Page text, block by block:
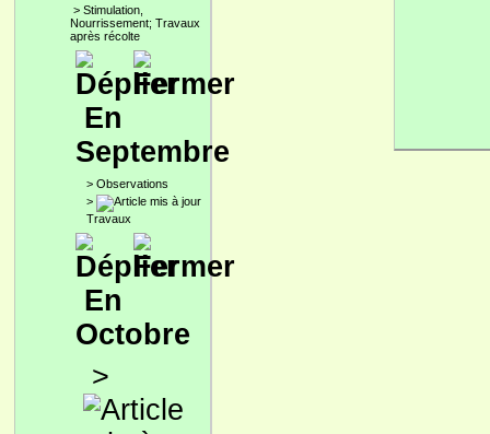
> Stimulation,
Nourrissement; Travaux
après récolte
En
Septembre
> Observations
>
Travaux
En
Octobre
>